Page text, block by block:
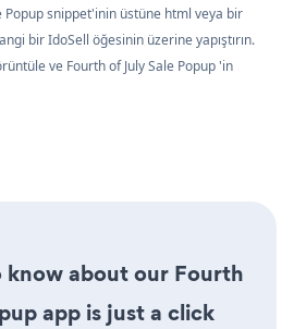
Popup snippet'inin üstüne html veya bir
bir IdoSell öğesinin üzerine yapıştırın.
ve Fourth of July Sale Popup 'in
know about our Fourth
app is just a click